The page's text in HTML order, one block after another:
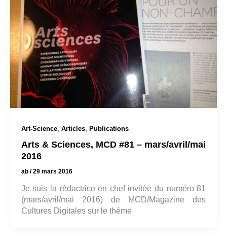
Art-Science, Articles, Publications
Arts & Sciences, MCD #81 – mars/avril/mai
2016
ab /29 mars 2016
Je suis la rédactrice en chef invitée du numéro 81
(mars/avril/mai 2016) de MCD/Magazine des
Cultures Digitales sur le thème